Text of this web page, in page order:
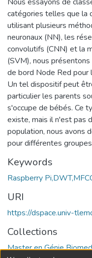
catégories telles que la
utilisant plusieurs
neuronaux (NN), les
convolutifs (CNN) et la
(SVM), nous
de bord Node Red pour
Un tel dispositif peut
particulier les parents
s'occupe de bébés. Ce
existe, mais il n'est pas
population, nous avons
pour différentes
Keywords
Raspberry
URI
https://dspace.univ-
Collections
Master en Génie